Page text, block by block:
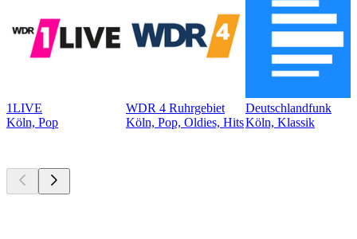
1LIVE
Köln, Pop
WDR 4 Ruhrgebiet
Köln, Pop, Oldies, Hits
Deutschlandfunk
Köln, Klassik